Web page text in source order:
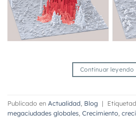
Continuar leyendo
Publicado en Actualidad Blog |
megaciudades globales Crecimiento